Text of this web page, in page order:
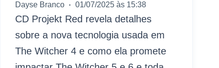
Dayse Branco 01/07/2025 às 15:38
CD Projekt Red revela detalhes
sobre a nova tecnologia usada em
The Witcher 4 e como ela promete